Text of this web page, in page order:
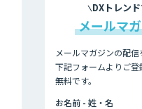
DXトレン
メールマ
メールマガジンの配信
下記フォームよりご
無料です。
お名前 - 姓・名